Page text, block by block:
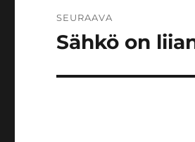
SEURAAVA
Seuraava
Sähkö on